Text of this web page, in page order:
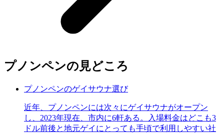
プノンペンの見どころ
プノンペンのゲイサウナ選び
近年、プノンペンには次々にゲイサウナがオープン
し、2023年現在、市内に6軒ある。入場料金はどこも3
ドル前後と地元ゲイにとっても手頃で利用しやすい社